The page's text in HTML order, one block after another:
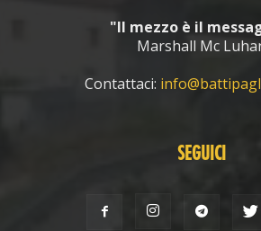
"Il mezzo è il
Marshall Mc
Contattaci:
SEGUICI